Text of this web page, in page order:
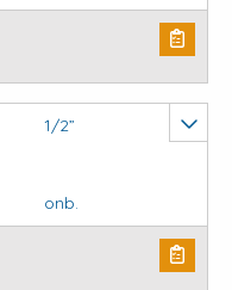
C aantal
1/2”
onb.
C aantal